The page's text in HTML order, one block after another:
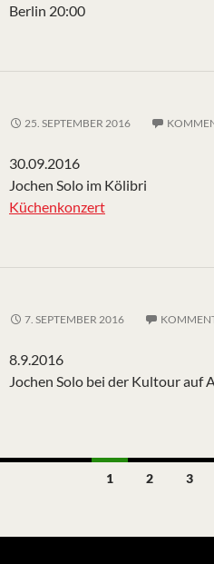
Berlin 20:00
25. SEPTEMBER 2016
30.09.2016
Jochen Solo im Kölibri
Küchenkonzert
7. SEPTEMBER 2016
8.9.2016
Jochen Solo bei der Kultour auf
Beitragsnavigation
1 2 3